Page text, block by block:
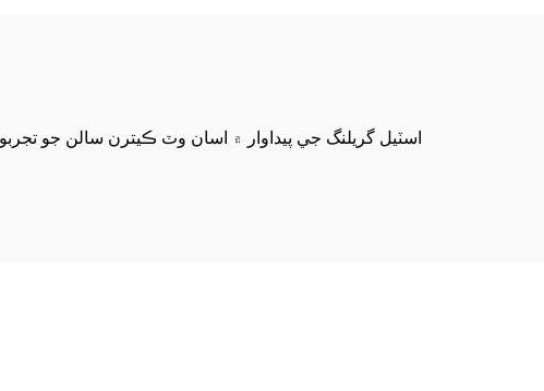
۽ ڪسٽمائيزڊ ماپ شامل
اسٽيل گريلنگ جي پيداوار ۾ اسان وٽ ڪيترن سالن جو